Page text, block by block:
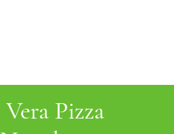
Vera Pizza